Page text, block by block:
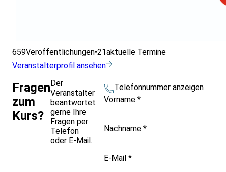
659Veröffentlichungen•21aktuelle Termine
Veranstalterprofil ansehen
Fragen
zum
Kurs?
Der
Veranstalter
beantwortet
gerne Ihre
Fragen per
Telefon
oder E-Mail.
Telefonnummer anzeigen
Vorname *
Nachname *
E-Mail *